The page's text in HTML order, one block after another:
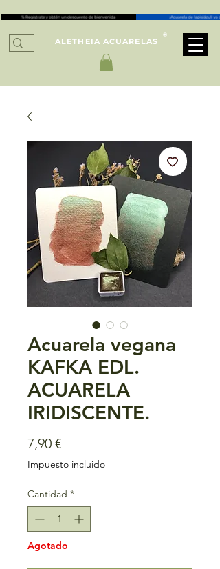
ALETHEIA ACUARELAS
®
Acuarela vegana
KAFKA EDL.
ACUARELA
IRIDISCENTE.
7,90 €Precio
Impuesto incluido
Cantidad *
Agotado